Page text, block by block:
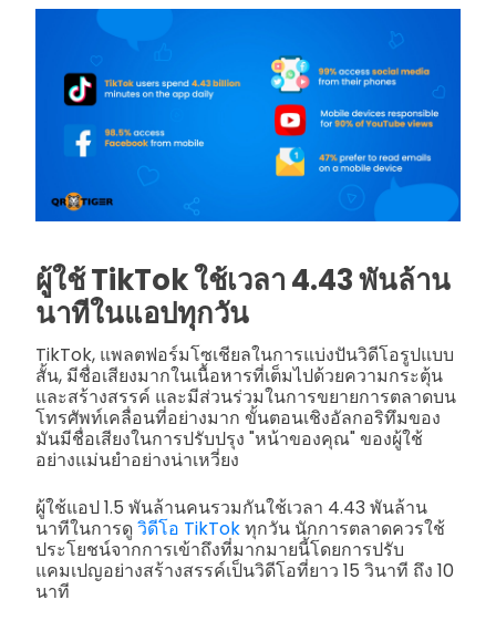
ผู้ใช้ TikTok ใช้เวลา 4.43 พันล้าน
นาทีในแอปทุกวัน
TikTok, แพลตฟอร์มโซเชียลในการแบ่งปันวิดีโอรูปแบบ
สั้น, มีชื่อเสียงมากในเนื้อหารที่เต็มไปด้วยความกระตุ้น
และสร้างสรรค์ และมีส่วนร่วมในการขยายการตลาดบน
โทรศัพท์เคลื่อนที่อย่างมาก ขั้นตอนเชิงอัลกอริทึมของ
มันมีชื่อเสียงในการปรับปรุง "หน้าของคุณ" ของผู้ใช้
อย่างแม่นยำอย่างน่าเหวี่ยง
ผู้ใช้แอป 1.5 พันล้านคนรวมกันใช้เวลา 4.43 พันล้าน
นาทีในการดูวิดีโอ TikTokทุกวัน นักการตลาดควรใช้
ประโยชน์จากการเข้าถึงที่มากมายนี้โดยการปรับ
แคมเปญอย่างสร้างสรรค์เป็นวิดีโอที่ยาว 15 วินาที ถึง 10
นาที